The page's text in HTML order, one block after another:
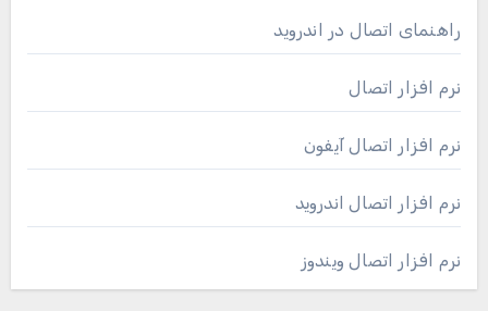
راهنمای اتصال در اندروید
نرم افزار اتصال
نرم افزار اتصال آیفون
نرم افزار اتصال اندروید
نرم افزار اتصال ویندوز